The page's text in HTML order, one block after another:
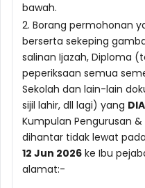
bawah.
2. Borang permohonan
berserta sekeping
salinan Ijazah, Diploma
peperiksaan semua
Sekolah dan lain-lain
sijil lahir, dll lagi) yang
Kumpulan Pengurusan
dihantar tidak lewat pada
12 Jun 2026 ke Ibu
alamat:-